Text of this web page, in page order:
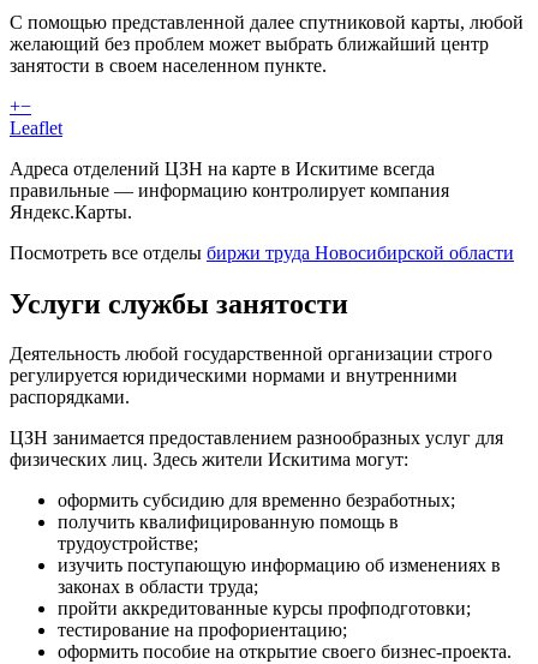
С помощью представленной далее спутниковой карты, любой
желающий без проблем может выбрать ближайший центр
занятости в своем населенном пункте.
+−
Leaflet
Адреса отделений ЦЗН на карте в Искитиме всегда
правильные — информацию контролирует компания
Яндекс.Карты.
Посмотреть все отделы биржи труда Новосибирской области
Услуги службы занятости
Деятельность любой государственной организации строго
регулируется юридическими нормами и внутренними
распорядками.
ЦЗН занимается предоставлением разнообразных услуг для
физических лиц. Здесь жители Искитима могут:
оформить субсидию для временно безработных;
получить квалифицированную помощь в
трудоустройстве;
изучить поступающую информацию об изменениях в
законах в области труда;
пройти аккредитованные курсы профподготовки;
тестирование на профориентацию;
оформить пособие на открытие своего бизнес-проекта.